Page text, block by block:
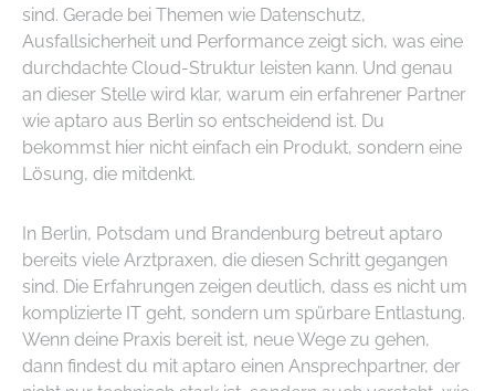
sind. Gerade bei Themen wie Datenschutz,
Ausfallsicherheit und Performance zeigt sich, was eine
durchdachte Cloud-Struktur leisten kann. Und genau
an dieser Stelle wird klar, warum ein erfahrener Partner
wie aptaro aus Berlin so entscheidend ist. Du
bekommst hier nicht einfach ein Produkt, sondern eine
Lösung, die mitdenkt.
In Berlin, Potsdam und Brandenburg betreut aptaro
bereits viele Arztpraxen, die diesen Schritt gegangen
sind. Die Erfahrungen zeigen deutlich, dass es nicht um
komplizierte IT geht, sondern um spürbare Entlastung.
Wenn deine Praxis bereit ist, neue Wege zu gehen,
dann findest du mit aptaro einen Ansprechpartner, der